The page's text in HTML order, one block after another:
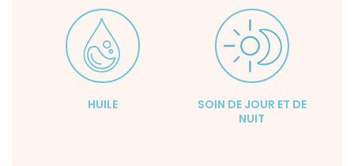
HUILE
SOIN DE JOUR ET DE
NUIT